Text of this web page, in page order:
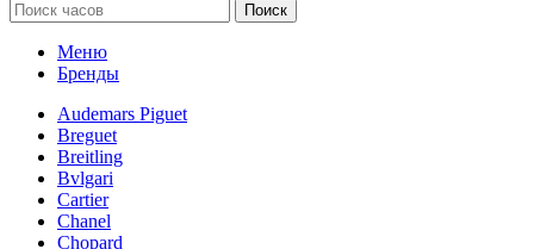
Поиск
Меню
Бренды
Audemars Piguet
Breguet
Breitling
Bvlgari
Cartier
Chanel
Chopard